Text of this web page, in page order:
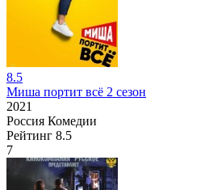
8.5
Миша портит всё 2 сезон
2021
Россия Комедии
Рейтинг 8.5
7